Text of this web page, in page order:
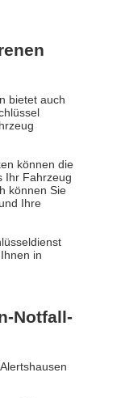
bietet auch
können die
Ihr Fahrzeug
können Sie
Ihre
in
Notfall-